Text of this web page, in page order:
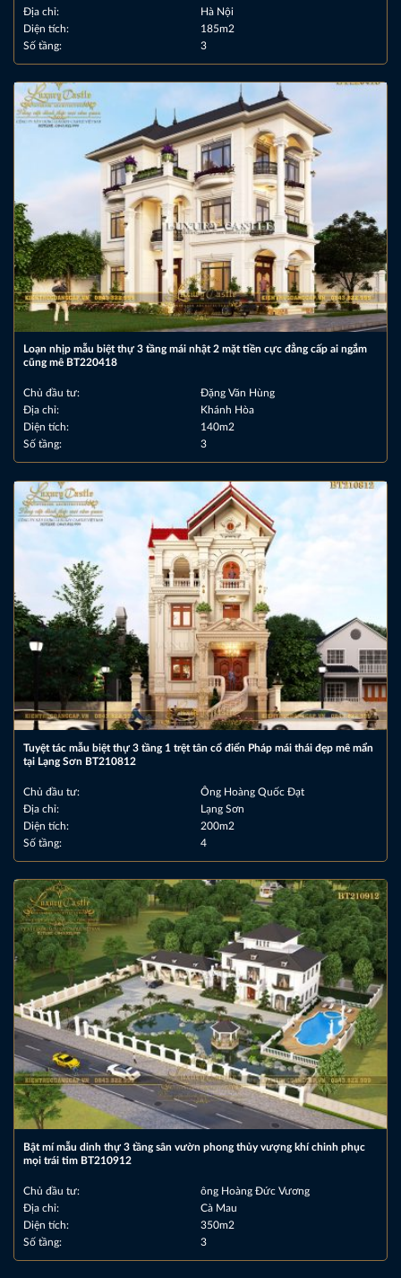
Địa chỉ:
Hà Nội
Diện tích:
185m2
Số tầng:
3
Loạn nhịp mẫu biệt thự 3 tầng mái nhật 2 mặt tiền cực đẳng cấp ai ngắm
cũng mê BT220418
Chủ đầu tư:
Đặng Văn Hùng
Địa chỉ:
Khánh Hòa
Diện tích:
140m2
Số tầng:
3
Tuyệt tác mẫu biệt thự 3 tầng 1 trệt tân cổ điển Pháp mái thái đẹp mê mẩn
tại Lạng Sơn BT210812
Chủ đầu tư:
Ông Hoàng Quốc Đạt
Địa chỉ:
Lạng Sơn
Diện tích:
200m2
Số tầng:
4
Bật mí mẫu dinh thự 3 tầng sân vườn phong thủy vượng khí chinh phục
mọi trái tim BT210912
Chủ đầu tư:
ông Hoàng Đức Vương
Địa chỉ:
Cà Mau
Diện tích:
350m2
Số tầng:
3